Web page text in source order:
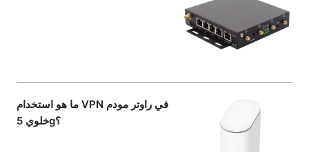
ما هو استخدام VPN في راوتر مودم
خلوي 5g؟